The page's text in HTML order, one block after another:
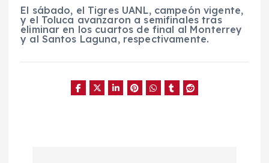
El sábado, el Tigres UANL, campeón vigente,
y el Toluca avanzaron a semifinales tras
eliminar en los cuartos de final al Monterrey
y al Santos Laguna, respectivamente.